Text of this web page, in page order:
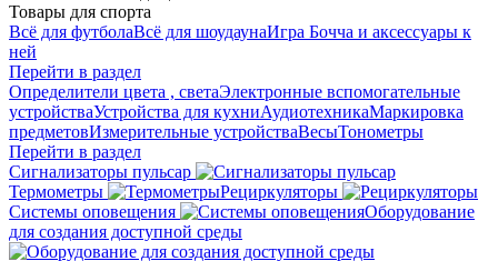
Товары для спорта
Всё для футболаВсё для шоудаунаИгра Бочча и аксессуары к
ней
Перейти в раздел
Определители цвета , светаЭлектронные вспомогательные
устройстваУстройства для кухниАудиотехникаМаркировка
предметовИзмерительные устройстваВесыТонометры
Перейти в раздел
Сигнализаторы пульсар
Термометры
Рециркуляторы
Cистемы оповещения
Оборудование
для создания доступной среды